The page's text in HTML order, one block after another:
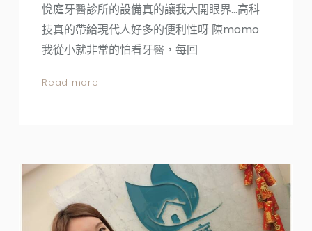
悅庭牙醫診所的設備真的讓我大開眼界…高科
技真的帶給現代人好多的便利性呀 陳momo
我從小就非常的怕看牙醫，每回
Read more